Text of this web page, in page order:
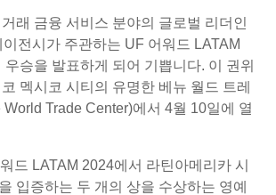
래 금융 서비스 분야의 글로벌 리더인
전시가 주관하는 UF 어워드 LATAM
승을 발표하게 되어 기쁩니다. 이 권위
멕시코 시티의 유명한 베뉴 월드 트레
Trade Center)에서 4월 10일에 열
드 LATAM 2024에서 라틴아메리카 시
입증하는 두 개의 상을 수상하는 영예